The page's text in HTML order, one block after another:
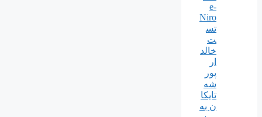
e-
Niro
تس
ت
خالد
ار
پور
شه
تایکا
ن به